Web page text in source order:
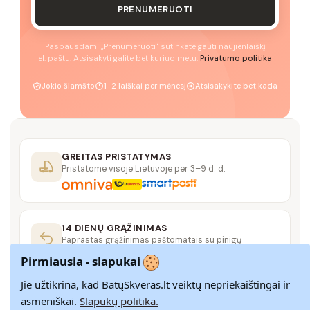
PRENUMERUOTI
Paspausdami „Prenumeruoti" sutinkate gauti naujienlaiškį
el. paštu. Atsisakyti galite bet kuriuo metu. Privatumo politika
Jokio šlamšto 1–2 laiškai per mėnesį Atsisakykite bet kada
GREITAS PRISTATYMAS
Pristatome visoje Lietuvoje per 3–9 d. d.
14 DIENŲ GRĄŽINIMAS
Paprastas grąžinimas paštomatais su pinigų
SAUGUS MOKĖJIMAS
Pirmiausia - slapukai
Jie užtikrina, kad BatųSkveras.lt veiktų nepriekaištingai ir
asmeniškai. Slapukų politika.